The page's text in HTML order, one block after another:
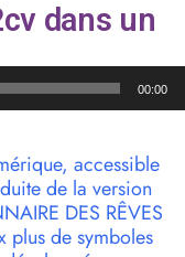
dans un
00:00
accessible
de la version
DES RÊVES
plus de symboles